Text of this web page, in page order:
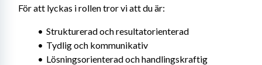
För att lyckas i rollen tror vi att du är:
Strukturerad och resultatorienterad
Tydlig och kommunikativ
Lösningsorienterad och handlingskraftig